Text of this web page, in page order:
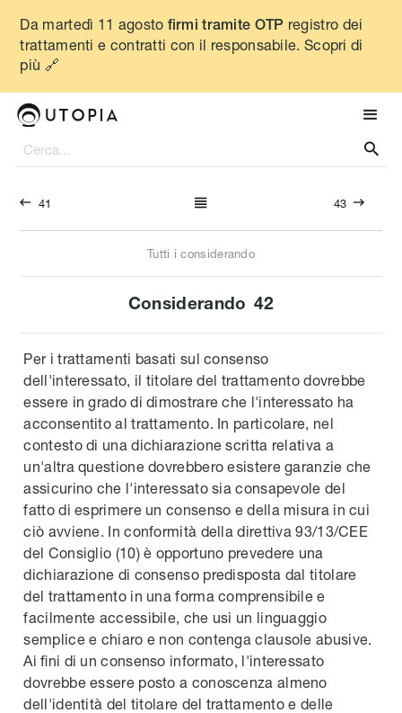
Da martedì 11 agosto firmi tramite OTP registro dei
trattamenti e contratti con il responsabile. Scopri di
più 🔗

 41  43 
Tutti i considerando
Considerando 42
Per i trattamenti basati sul consenso
dell'interessato, il titolare del trattamento dovrebbe
essere in grado di dimostrare che l'interessato ha
acconsentito al trattamento. In particolare, nel
contesto di una dichiarazione scritta relativa a
un'altra questione dovrebbero esistere garanzie che
assicurino che l'interessato sia consapevole del
fatto di esprimere un consenso e della misura in cui
ciò avviene. In conformità della direttiva 93/13/CEE
del Consiglio (10) è opportuno prevedere una
dichiarazione di consenso predisposta dal titolare
del trattamento in una forma comprensibile e
facilmente accessibile, che usi un linguaggio
semplice e chiaro e non contenga clausole abusive.
Ai fini di un consenso informato, l'interessato
dovrebbe essere posto a conoscenza almeno
dell'identità del titolare del trattamento e delle